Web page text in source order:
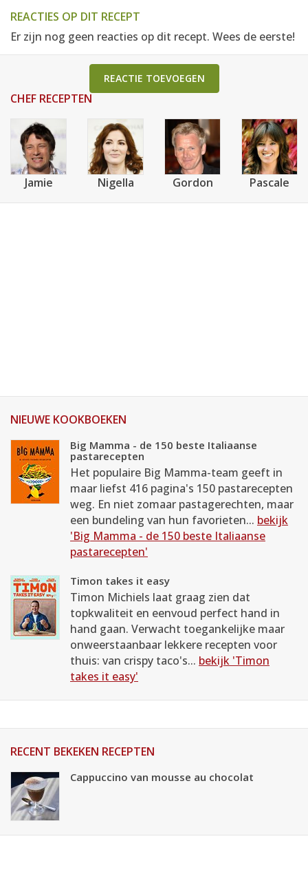
REACTIES OP DIT RECEPT
Er zijn nog geen reacties op dit recept. Wees de eerste!
REACTIE TOEVOEGEN
CHEF RECEPTEN
Jamie Nigella Gordon Pascale
NIEUWE KOOKBOEKEN
Big Mamma - de 150 beste Italiaanse
pastarecepten
Het populaire Big Mamma-team geeft in
maar liefst 416 pagina's 150 pastarecepten
weg. En niet zomaar pastagerechten, maar
een bundeling van hun favorieten... bekijk
'Big Mamma - de 150 beste Italiaanse
pastarecepten'
Timon takes it easy
Timon Michiels laat graag zien dat
topkwaliteit en eenvoud perfect hand in
hand gaan. Verwacht toegankelijke maar
onweerstaanbaar lekkere recepten voor
thuis: van crispy taco's... bekijk 'Timon
takes it easy'
RECENT BEKEKEN RECEPTEN
Cappuccino van mousse au chocolat